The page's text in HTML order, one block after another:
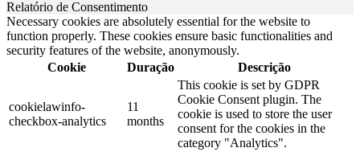
Relatório de Consentimento
Necessary cookies are absolutely essential for the website to
function properly. These cookies ensure basic functionalities and
security features of the website, anonymously.
Cookie
Duração Descrição
cookielawinfo-
checkbox-analytics
11
months
This cookie is set by GDPR
Cookie Consent plugin. The
cookie is used to store the user
consent for the cookies in the
category "Analytics".